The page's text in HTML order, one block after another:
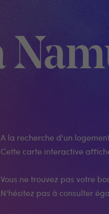
A la recherche d'un
Cette carte interactive
Vous ne trouvez pas votre
N'hésitez pas à consulter